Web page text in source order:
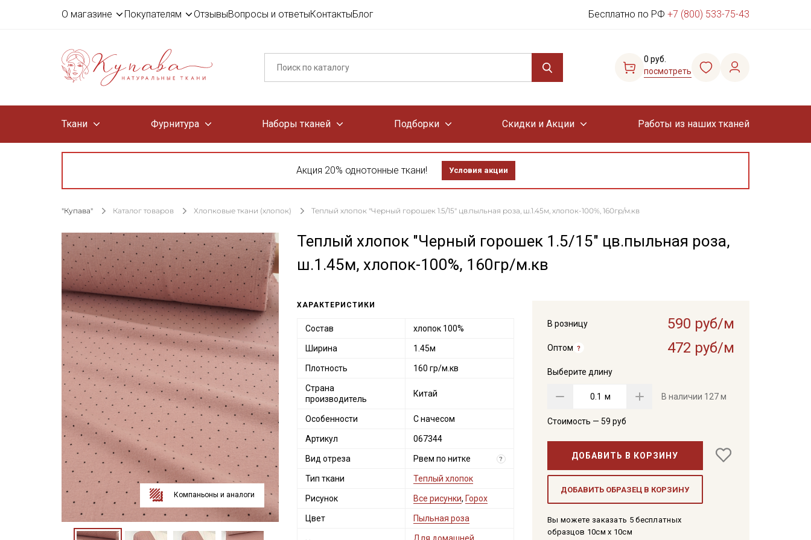
О магазине Покупателям ОтзывыВопросы и ответыКонтактыБлог Бесплатно по РФ +7 (800) 533-75-43
0 руб.
посмотреть
Ткани Фурнитура Наборы тканей Подборки Скидки и Акции Работы из наших тканей
Акция 20% однотонные ткани! Условия акции
"Купава" Каталог товаров Хлопковые ткани (хлопок) Теплый хлопок "Черный горошек 1.5/15" цв.пыльная роза, ш.1.45м, хлопок-100%, 160гр/м.кв
Компаньоны и аналоги
Теплый хлопок "Черный горошек 1.5/15" цв.пыльная роза,
ш.1.45м, хлопок-100%, 160гр/м.кв
В розницу 590 руб/м
Оптом 472 руб/м
Выберите длину
м В наличии 127 м
Стоимость — 59 руб
ДОБАВИТЬ В КОРЗИНУ
ДОБАВИТЬ ОБРАЗЕЦ В КОРЗИНУ
Вы можете заказать 5 бесплатных
образцов 10см x 10см
ХАРАКТЕРИСТИКИ
Состав хлопок 100%
Ширина 1.45м
Плотность 160 гр/м.кв
Страна
производитель
Китай
Особенности С начесом
Артикул 067344
Вид отреза Рвем по нитке ?
Тип ткани Теплый хлопок
Рисунок Все рисунки, Горох
Цвет Пыльная роза